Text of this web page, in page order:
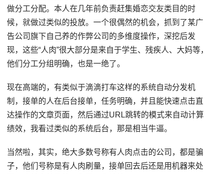
做分工分配。本人在几年前负责赶集婚恋交友类目的时
候，就做过类似的投放。一个很偶然的机会，抓到了某广
告公司旗下自己养的作弊公司的多维度操作，深挖后发
现，这些“人肉”很大部分是来自于学生、残疾人、大妈等，
他们分工分组明确，也是一绝了。
现在高端的，有类似于滴滴打车这样的系统自动分发机
制，接单的人在后台接单，任务明确，并且能快速点击直
达操作的文章页面，然后通过URL跳转的模式来自动计算
绩效，我看过类似的系统后台，那是相当牛逼。
当然啦，其实，绝大多数号称有人肉点击的公司，都是骗
子，他们号称是有人肉刷量，接单回去后还是用机器来处